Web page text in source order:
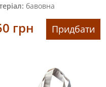
бавовна
грн Придбати